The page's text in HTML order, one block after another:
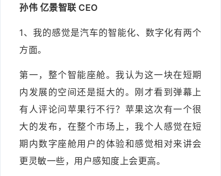
孙伟 亿景智联 CEO
1、我的感觉是汽车的智能化、数字化有两个
方面。
第一，整个智能座舱。我认为这一块在短期
内发展的空间还是挺大的。刚才看到弹幕上
有人评论问苹果行不行？苹果这次有一个很
大的发布，在整个市场上，我个人感觉在短
期内数字座舱用户的体验和感觉相对来讲会
更灵敏一些，用户感知度上会更高。